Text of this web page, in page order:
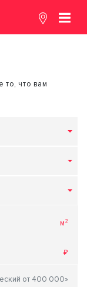
то, что вам